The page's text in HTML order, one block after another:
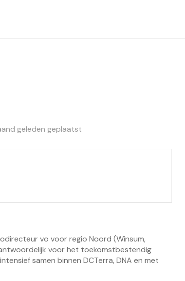
geleden geplaatst
vo voor regio Noord (Winsum,
voor het toekomstbestendig
samen binnen DCTerra, DNA en met